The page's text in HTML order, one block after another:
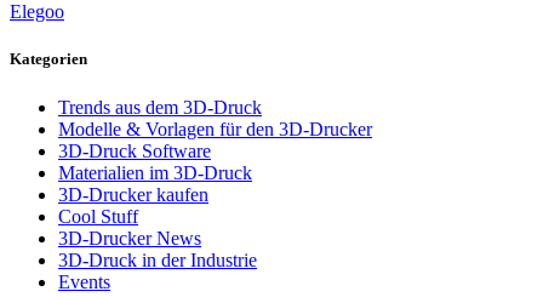
Elegoo
Kategorien
Trends aus dem 3D-Druck
Modelle & Vorlagen für den 3D-Drucker
3D-Druck Software
Materialien im 3D-Druck
3D-Drucker kaufen
Cool Stuff
3D-Drucker News
3D-Druck in der Industrie
Events